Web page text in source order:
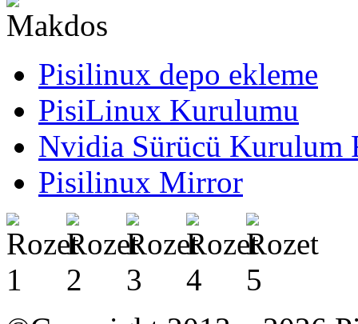
Pisilinux depo ekleme
PisiLinux Kurulumu
Nvidia Sürücü Kurulum
Pisilinux Mirror